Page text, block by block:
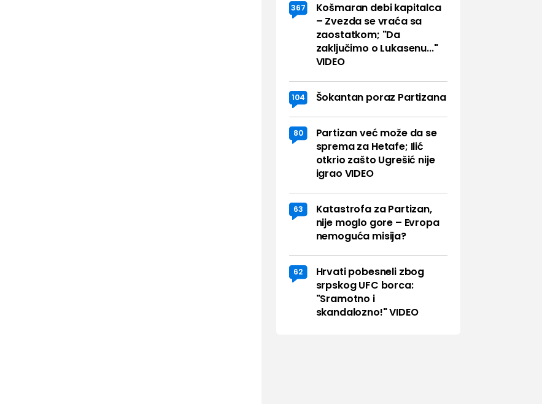
367
Košmaran debi kapitalca
– Zvezda se vraća sa
zaostatkom; "Da
zaključimo o Lukasenu..."
VIDEO
104 Šokantan poraz Partizana
80
Partizan već može da se
sprema za Hetafe; Ilić
otkrio zašto Ugrešić nije
igrao VIDEO
63
Katastrofa za Partizan,
nije moglo gore – Evropa
nemoguća misija?
62
Hrvati pobesneli zbog
srpskog UFC borca:
"Sramotno i
skandalozno!" VIDEO